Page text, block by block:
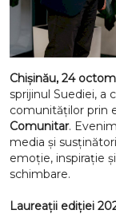
Chișinău, 24
sprijinul Suediei, a
comunităților prin
Comunitar.
media și
emoție, inspirație
schimbare.
Laureații ediției